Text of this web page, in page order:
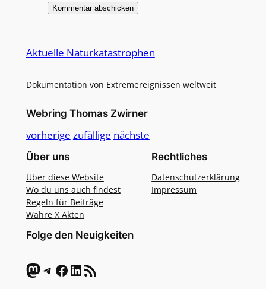
Aktuelle Naturkatastrophen
Dokumentation von Extremereignissen weltweit
Webring Thomas Zwirner
vorherige zufällige nächste
Über uns
Über diese Website
Wo du uns auch findest
Regeln für Beiträge
Wahre X Akten
Rechtliches
Datenschutzerklärung
Impressum
Folge den Neuigkeiten
Mastodon Telegram Facebook LinkedIn RSS-Feed